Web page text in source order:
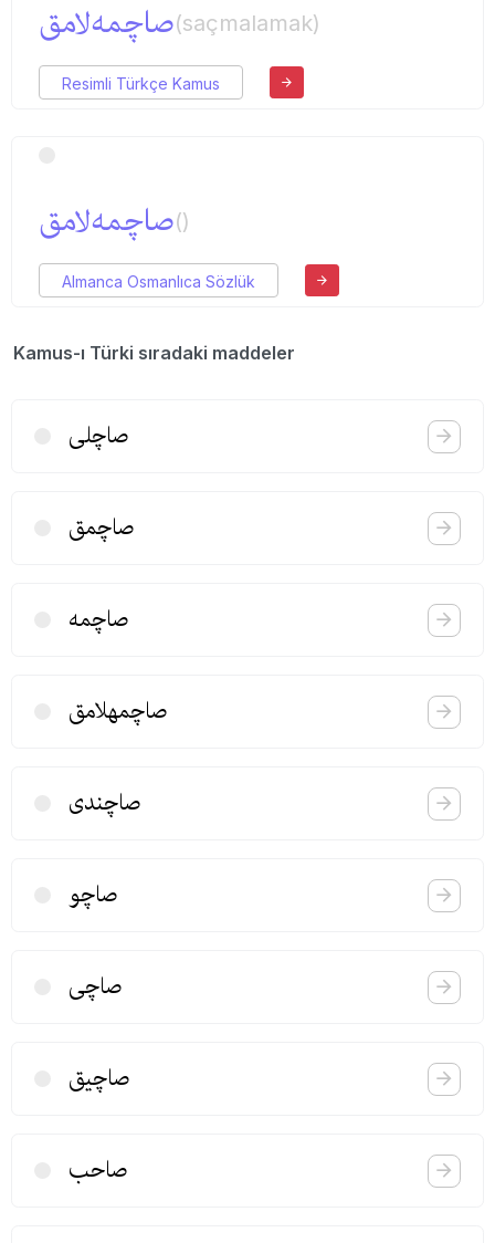
صاچمه‌لامق(saçmalamak)
Resimli Türkçe Kamus
صاچمه‌لامق()
Almanca Osmanlıca Sözlük
Kamus-ı Türki sıradaki maddeler
صاچلی
صاچمق
صاچمه
صاچمهلامق
صاچندی
صاچو
صاچی
صاچیق
صاحب